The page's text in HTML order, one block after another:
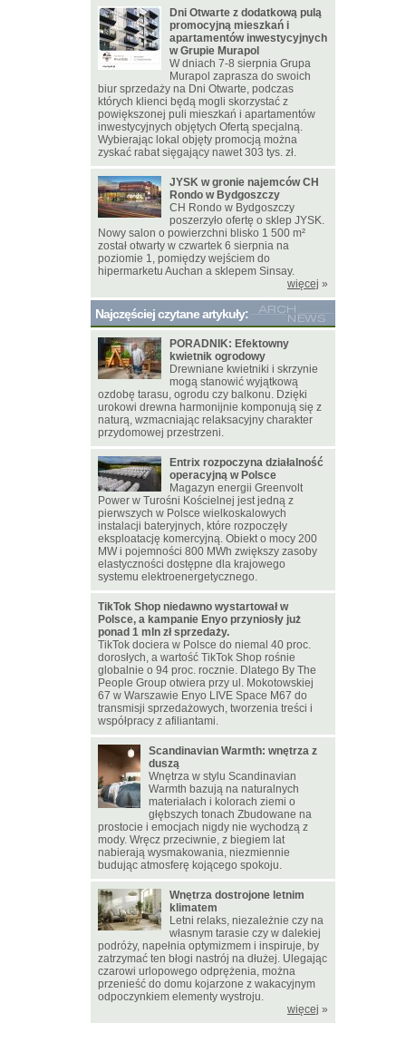
Dni Otwarte z dodatkową pulą
promocyjną mieszkań i
apartamentów inwestycyjnych
w Grupie Murapol
W dniach 7-8 sierpnia Grupa
Murapol zaprasza do swoich
biur sprzedaży na Dni Otwarte, podczas
których klienci będą mogli skorzystać z
powiększonej puli mieszkań i apartamentów
inwestycyjnych objętych Ofertą specjalną.
Wybierając lokal objęty promocją można
zyskać rabat sięgający nawet 303 tys. zł.
JYSK w gronie najemców CH
Rondo w Bydgoszczy
CH Rondo w Bydgoszczy
poszerzyło ofertę o sklep JYSK.
Nowy salon o powierzchni blisko 1 500 m²
został otwarty w czwartek 6 sierpnia na
poziomie 1, pomiędzy wejściem do
hipermarketu Auchan a sklepem Sinsay.
więcej »
Najczęściej czytane artykuły:
PORADNIK: Efektowny
kwietnik ogrodowy
Drewniane kwietniki i skrzynie
mogą stanowić wyjątkową
ozdobę tarasu, ogrodu czy balkonu. Dzięki
urokowi drewna harmonijnie komponują się z
naturą, wzmacniając relaksacyjny charakter
przydomowej przestrzeni.
Entrix rozpoczyna działalność
operacyjną w Polsce
Magazyn energii Greenvolt
Power w Turośni Kościelnej jest jedną z
pierwszych w Polsce wielkoskalowych
instalacji bateryjnych, które rozpoczęły
eksploatację komercyjną. Obiekt o mocy 200
MW i pojemności 800 MWh zwiększy zasoby
elastyczności dostępne dla krajowego
systemu elektroenergetycznego.
TikTok Shop niedawno wystartował w
Polsce, a kampanie Enyo przyniosły już
ponad 1 mln zł sprzedaży.
TikTok dociera w Polsce do niemal 40 proc.
dorosłych, a wartość TikTok Shop rośnie
globalnie o 94 proc. rocznie. Dlatego By The
People Group otwiera przy ul. Mokotowskiej
67 w Warszawie Enyo LIVE Space M67 do
transmisji sprzedażowych, tworzenia treści i
współpracy z afiliantami.
Scandinavian Warmth: wnętrza z
duszą
Wnętrza w stylu Scandinavian
Warmth bazują na naturalnych
materiałach i kolorach ziemi o
głębszych tonach Zbudowane na
prostocie i emocjach nigdy nie wychodzą z
mody. Wręcz przeciwnie, z biegiem lat
nabierają wysmakowania, niezmiennie
budując atmosferę kojącego spokoju.
Wnętrza dostrojone letnim
klimatem
Letni relaks, niezależnie czy na
własnym tarasie czy w dalekiej
podróży, napełnia optymizmem i inspiruje, by
zatrzymać ten błogi nastrój na dłużej. Ulegając
czarowi urlopowego odprężenia, można
przenieść do domu kojarzone z wakacyjnym
odpoczynkiem elementy wystroju.
więcej »